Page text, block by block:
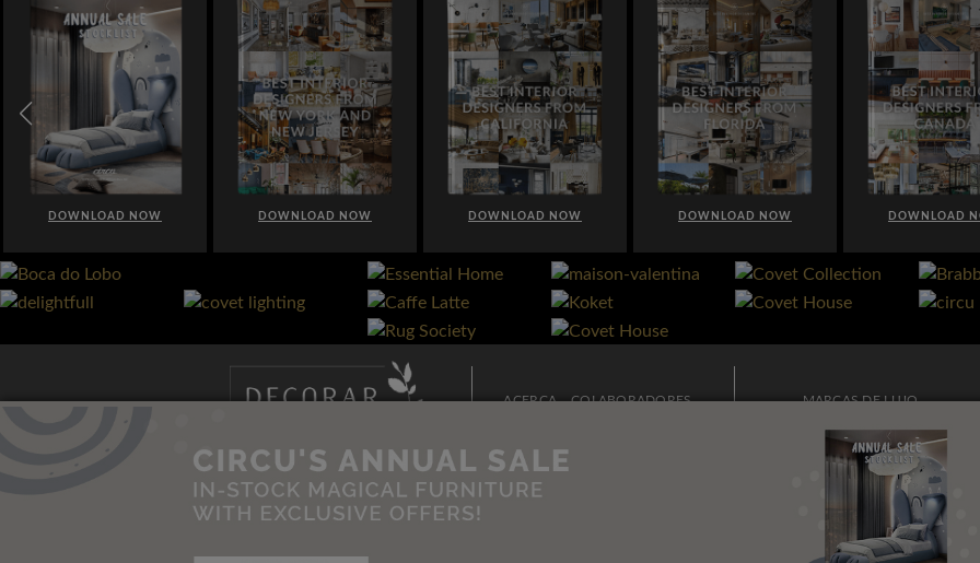
DOWNLOAD NOW DOWNLOAD NOW DOWNLOAD NOW DOWNLOAD NOW DOWNLOAD
ACERCA
COLABORADORES
CONTACTO
POLITICAS DE PRIVACIDAD
MARCAS DE LUJO
ARQUITECTURA E
PERSONAJES
IDEAS PARA DECORAR
VIAJES Y LUGARES DE LUJO